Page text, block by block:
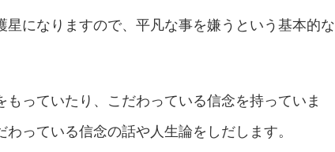
星になりますので、平凡な事を嫌うという基本的な
っていたり、こだわっている信念を持っていま
っている信念の話や人生論をしだします。